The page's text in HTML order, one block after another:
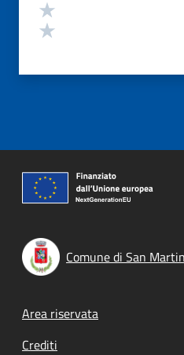
Comune di San
Footer menu
Area riservata
Crediti